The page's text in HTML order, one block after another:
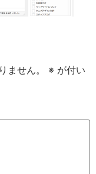
ません。 ※ が付い